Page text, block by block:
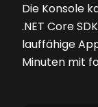
Die Konsole
.NET Core
lauffähige
Minuten mit